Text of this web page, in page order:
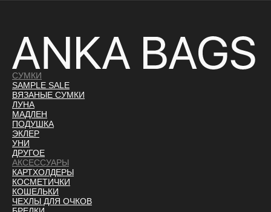
СУМКИ
SAMPLE SALE
ВЯЗАНЫЕ СУМКИ
ЛУНА
МАДЛЕН
ПОДУШКА
ЭКЛЕР
УНИ
ДРУГОЕ
АКСЕССУАРЫ
КАРТХОЛДЕРЫ
КОСМЕТИЧКИ
КОШЕЛЬКИ
ЧЕХЛЫ ДЛЯ ОЧКОВ